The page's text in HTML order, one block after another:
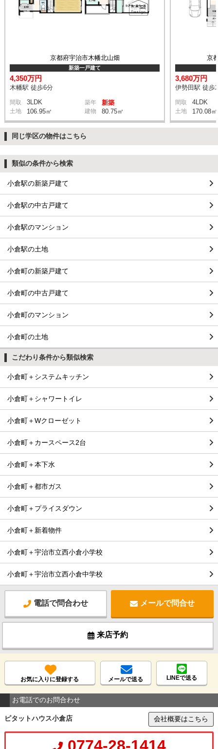
京都府宇治市木幡北山畑
新築一戸建て
4,350万円
木幡駅 徒歩6分
間取 3LDK 築年 新築
土地 106.95㎡ 建物 80.75㎡
京
3,680万円
伊勢田駅 徒歩
間取 4LDK
土地 170.08㎡
同じ学区の物件はこちら
類似の条件から検索
小倉駅の新築戸建て
小倉駅の中古戸建て
小倉駅のマンション
小倉駅の土地
小倉町の新築戸建て
小倉町の中古戸建て
小倉町のマンション
小倉町の土地
こだわり条件から類似検索
小倉町＋システムキッチン
小倉町＋シャワートイレ
小倉町＋Wクローゼット
小倉町＋カースペース2台
小倉町＋本下水
小倉町＋都市ガス
小倉町＋プライスダウン
小倉町＋新着物件
小倉町＋宇治市立西小倉小学校
小倉町＋宇治市立西小倉中学校
電話で問合わせ メールで問合せ
来店予約
お気に入りに登録する メールで送る LINEで送る
お電話でのお問合わせ
ピタットハウス小倉店 会社概要はこちら